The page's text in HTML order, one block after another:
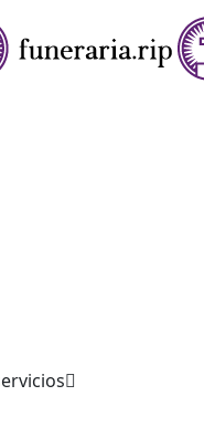
SERVICIOS